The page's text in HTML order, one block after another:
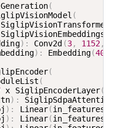
(
(
SiglipVisionTransformer
SiglipVisionEmbeddings
) : Conv2d (3, 1152,
) : Embedding(4096
(
(
x SiglipEncoderLayer(
) : SiglipSdpaAttention
) : Linear(in_features
) : Linear(in_features